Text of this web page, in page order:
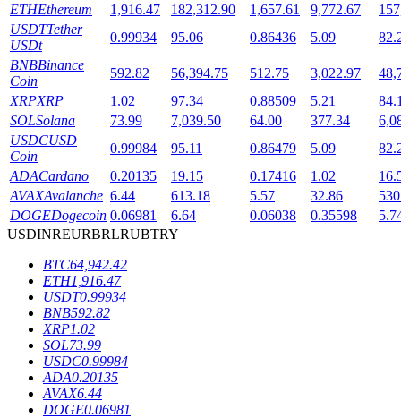
Launchpool
Popüler token'lar kazanmak için esnek staking
BTR Kilitleme
BTR sahiplerine özel yatırımlar
ETHEthereum 1,916.47 182,312.90 1,657.61 9,772.67
USDTTether
USDt
0.99934 95.06 0.86436 5.09
BNBBinance
Coin
592.82 56,394.75 512.75 3,022.97
XRPXRP 1.02 97.34 0.88509 5.21
SOLSolana 73.99 7,039.50 64.00 377.34
USDCUSD
Coin
0.99984 95.11 0.86479 5.09
ADACardano 0.20135 19.15 0.17416 1.02
AVAXAvalanche 6.44 613.18 5.57 32.86
DOGEDogecoin 0.06981 6.64 0.06038 0.35598
USDINREURBRLRUBTRY
BTC64,942.42
ETH1,916.47
USDT0.99934
BNB592.82
XRP1.02
SOL73.99
USDC0.99984
ADA0.20135
AVAX6.44
DOGE0.06981